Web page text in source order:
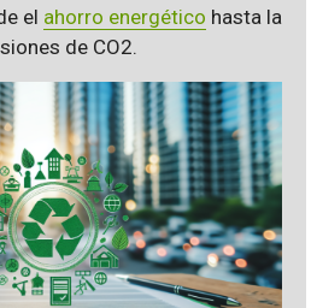
el ahorro energético hasta la
de CO2.